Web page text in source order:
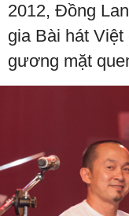
2012, Đồng
gia Bài hát
gương mặt